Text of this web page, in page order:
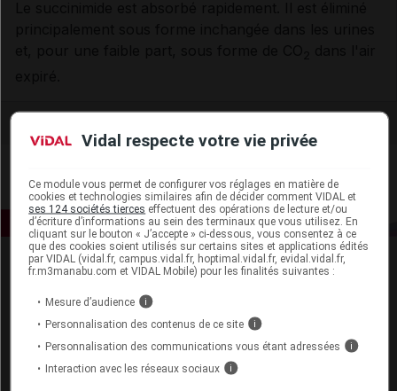
Espace produit
Vidal respecte votre vie privée
Ce module vous permet de configurer vos réglages en matière de
cookies et technologies similaires afin de décider comment VIDAL et
ses 124 sociétés tierces effectuent des opérations de lecture et/ou
d’écriture d’informations au sein des terminaux que vous utilisez. En
cliquant sur le bouton « J’accepte » ci-dessous, vous consentez à ce
que des cookies soient utilisés sur certains sites et applications édités
par VIDAL (vidal.fr, campus.vidal.fr, hoptimal.vidal.fr, evidal.vidal.fr,
fr.m3manabu.com et VIDAL Mobile) pour les finalités suivantes :
Mesure d’audience i
Personnalisation des contenus de ce site i
Personnalisation des communications vous étant adressées i
Interaction avec les réseaux sociaux i